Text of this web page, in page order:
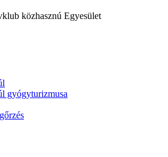
közhasznú Egyesület
gyógyturizmusa